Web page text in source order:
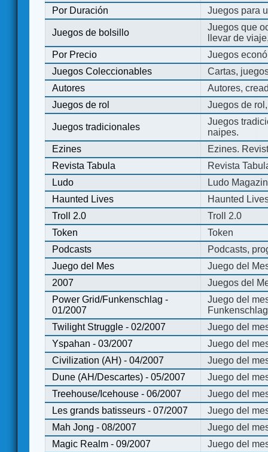
Por Duración
Juegos para
Juegos de bolsillo
Juegos que
llevar de
Por Precio
Juegos
Juegos Coleccionables
Cartas,
Autores
Autores,
Juegos de rol
Juegos de
Juegos tradicionales
Juegos
naipes.
Ezines
Ezines.
Revista Tabula
Revista
Ludo
Ludo
Haunted Lives
Haunted
Troll 2.0
Troll 2.0
Token
Token
Podcasts
Podcasts,
Juego del Mes
Juego del
2007
Juegos del
Power Grid/Funkenschlag -
01/2007
Juego del
Twilight Struggle - 02/2007
Juego del
Yspahan - 03/2007
Juego del
Civilization (AH) - 04/2007
Juego del
Dune (AH/Descartes) - 05/2007
Juego del
Treehouse/Icehouse - 06/2007
Juego del
Les grands batisseurs - 07/2007
Juego del
Mah Jong - 08/2007
Juego del
Magic Realm - 09/2007
Juego del